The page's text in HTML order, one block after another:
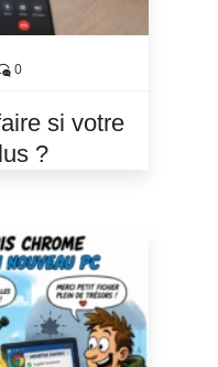
0
si votre
?